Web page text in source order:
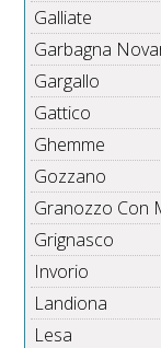
Galliate
Garbagna
Gargallo
Gattico
Ghemme
Gozzano
Granozzo Con
Grignasco
Invorio
Landiona
Lesa